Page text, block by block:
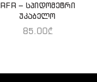
ᲙᲐᲚᲐᲗᲐᲨᲘ ᲓᲐᲛᲐᲢᲔᲑᲐ
RFR – სპიდომეტრი
უკაბელო
85.00₾